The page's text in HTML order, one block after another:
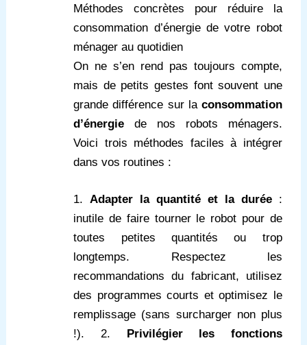
Méthodes concrètes pour réduire la
consommation d’énergie de votre robot
ménager au quotidien
On ne s’en rend pas toujours compte,
mais de petits gestes font souvent une
grande différence sur la consommation
d’énergie de nos robots ménagers.
Voici trois méthodes faciles à intégrer
dans vos routines :
1.Adapter la quantité et la durée:
inutile de faire tourner le robot pour de
toutes petites quantités ou trop
longtemps. Respectez les
recommandations du fabricant, utilisez
des programmes courts et optimisez le
remplissage (sans surcharger non plus
!). 2.
Privilégier les fonctions